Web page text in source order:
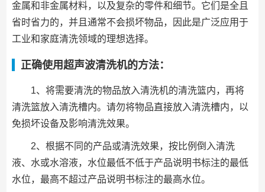
金属和非金属材料，以及复杂的零件和细节。它们是全且
省时省力的，并且通常不会损坏物品，因此是广泛应用于
工业和家庭清洗领域的理想选择。
正确使用超声波清洗机的方法：
1、将需要清洗的物品放入清洗机的清洗篮内，再将
清洗篮放入清洗槽内。请勿将物品直接放入清洗槽内，以
免损坏设备及影响清洗效果。
2、根据不同的产品或清洗效果，按比例倒入清洗
液、水或水溶液，水位最低不低于产品说明书标注的最低
水位，最高不超过产品说明书标注的最高水位。